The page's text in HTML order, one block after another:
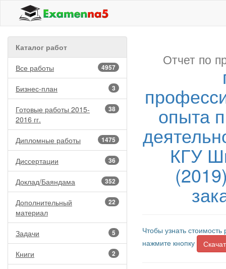
Каталог работ
4957
Все работы
3
Бизнес-план
38
Готовые работы 2015-
2016 гг.
1475
Дипломные работы
36
Диссертации
352
Доклад/Баяндама
22
Дополнительный
материал
5
Задачи
2
Книги
Отчет по
опыта
КГУ
Чтобы узнать
нажмите кнопку